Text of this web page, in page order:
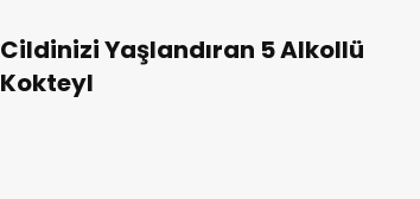
Cildinizi Yaşlandıran 5 Alkollü
Kokteyl